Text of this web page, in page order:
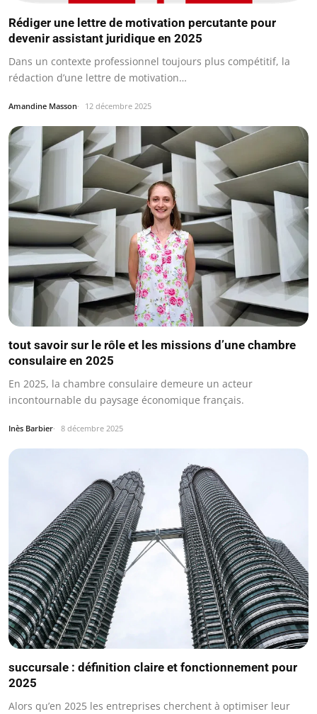
Rédiger une lettre de motivation percutante pour
devenir assistant juridique en 2025
Dans un contexte professionnel toujours plus compétitif, la
rédaction d’une lettre de motivation…
Amandine Masson 12 décembre 2025
tout savoir sur le rôle et les missions d’une chambre
consulaire en 2025
En 2025, la chambre consulaire demeure un acteur
incontournable du paysage économique français.
Inès Barbier 8 décembre 2025
succursale : définition claire et fonctionnement pour
2025
Alors qu’en 2025 les entreprises cherchent à optimiser leur